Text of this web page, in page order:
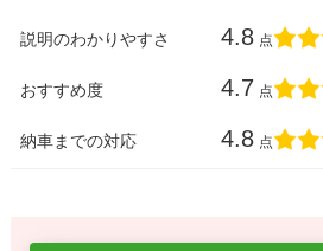
説明のわかりやすさ 4.8 点
おすすめ度 4.7 点
納車までの対応 4.8 点